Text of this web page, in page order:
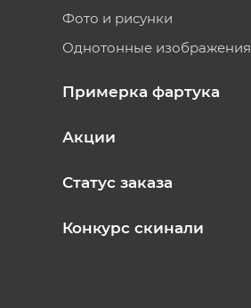
Фото и рисунки
Однотонные изображения
Примерка фартука
Акции
Статус заказа
Конкурс скинали